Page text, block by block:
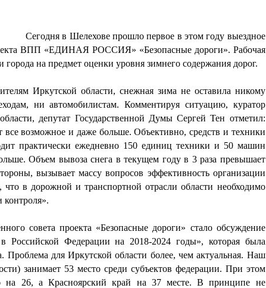
Сегодня в Шелехове прошло первое в этом году выездное
ВПП «ЕДИНАЯ РОССИЯ» «Безопасные дороги». Рабочая
города на предмет оценки уровня зимнего содержания дорог.
Иркутской области, снежная зима не оставила никому
ни автомобилистам. Комментируя ситуацию, куратор
депутат Государственной Думы Сергей Тен отметил:
возможное и даже больше. Объективно, средств и техники
практически ежедневно 150 единиц техники и 50 машин
Объем вывоза снега в текущем году в 3 раза превышает
вызывает массу вопросов эффективность организации
в дорожной и транспортной отрасли области необходимо
контроля».
совета проекта «Безопасные дороги» стало обсуждение
Российской Федерации на 2018-2024 годы», которая была
Проблема для Иркутской области более, чем актуальная. Наш
занимает 53 место среди субъектов федерации. При этом
на 26, а Красноярский край на 37 месте. В принципе не